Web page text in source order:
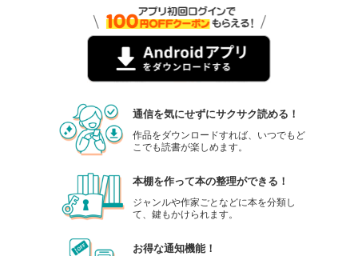
通信を気にせずにサクサク読める！
作品をダウンロードすれば、いつでもど
こでも読書が楽しめます。
本棚を作って本の整理ができる！
ジャンルや作家ごとなどに本を分類し
て、鍵もかけられます。
お得な通知機能！